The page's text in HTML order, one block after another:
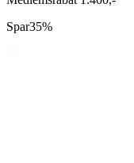
Spar35%